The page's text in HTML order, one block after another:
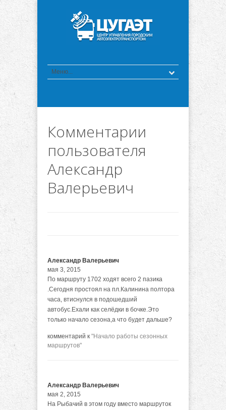
Комментарии
пользователя
Александр
Валерьевич
Александр Валерьевич
мая 3, 2015
По маршруту 1702 ходят всего 2 пазика
.Сегодня простоял на пл.Калинина полтора
часа, втиснулся в подошедший
автобус.Ехали как селёдки в бочке.Это
только начало сезона,а что будет дальше?
комментарий к "Начало работы сезонных
маршрутов"
Александр Валерьевич
мая 2, 2015
На Рыбачий в этом году вместо маршруток